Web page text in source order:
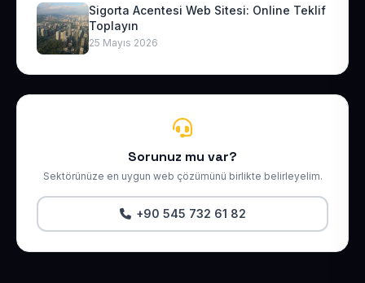
Sigorta Acentesi Web Sitesi: Online Teklif
Toplayın
25 Mayıs 2026
Sorunuz mu var?
Sektörünüze en uygun web çözümünü birlikte belirleyelim.
+90 545 732 61 82